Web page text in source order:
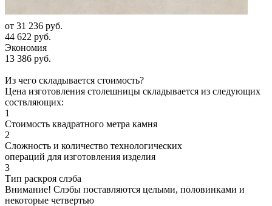
от 31 236 руб.
44 622 руб.
Экономия
13 386 руб.
Из чего складывается стоимость?
Цена изготовления столешницы складывается из следующих
соствляющих:
1
Стоимость квадратного метра камня
2
Сложность и количество технологических
операций для изготовления изделия
3
Тип раскроя слэба
Внимание! Слэбы поставляются целыми, половинками и
некоторые четвертью